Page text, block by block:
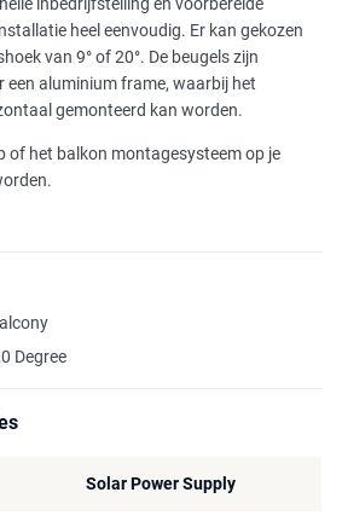
inbedrijfstelling en voorbereide
heel eenvoudig. Er kan gekozen
van 9° of 20°. De beugels zijn
aluminium frame, waarbij het
gemonteerd kan worden.
of het balkon montagesysteem op je
Degree
Solar Power Supply